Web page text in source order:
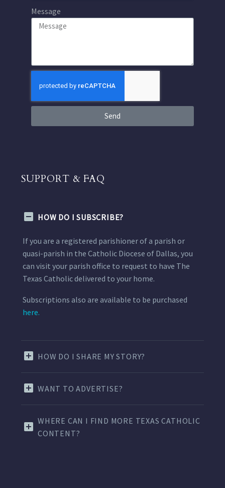
Message
Send
SUPPORT & FAQ
HOW DO I SUBSCRIBE?
If you are a registered parishioner of a parish or
quasi-parish in the Catholic Diocese of Dallas, you
can visit your parish office to request to have The
Texas Catholic delivered to your home.
Subscriptions also are available to be purchased
here.
HOW DO I SHARE MY STORY?
WANT TO ADVERTISE?
WHERE CAN I FIND MORE TEXAS CATHOLIC
CONTENT?